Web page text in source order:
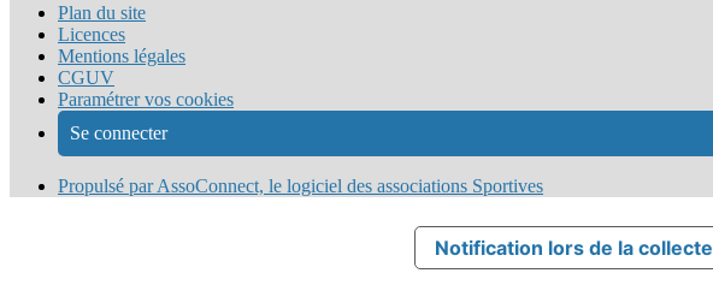
Plan du site
Licences
Mentions légales
CGUV
Paramétrer vos cookies
Se connecter
Propulsé par AssoConnect, le logiciel des associations Sportives
Notification lors de la collecte